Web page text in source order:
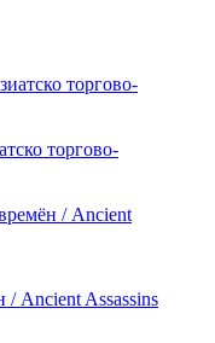
торгово-
Ancient Assassins